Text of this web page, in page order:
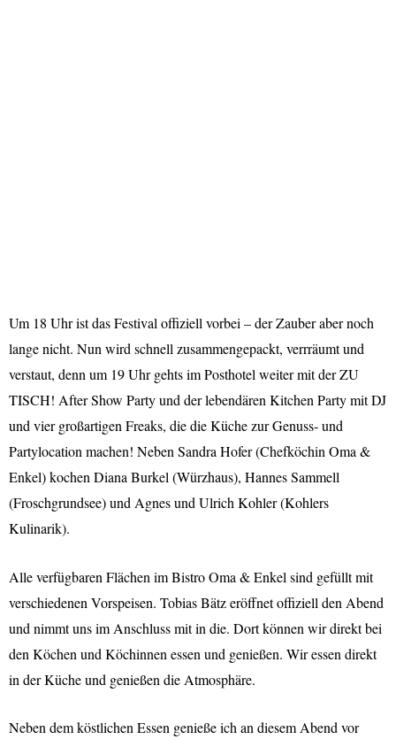
Um 18 Uhr ist das Festival offiziell vorbei – der Zauber aber noch
lange nicht. Nun wird schnell zusammengepackt, verrräumt und
verstaut, denn um 19 Uhr gehts im Posthotel weiter mit der ZU
TISCH! After Show Party und der lebendären Kitchen Party mit DJ
und vier großartigen Freaks, die die Küche zur Genuss- und
Partylocation machen! Neben Sandra Hofer (Chefköchin Oma &
Enkel) kochen Diana Burkel (Würzhaus), Hannes Sammell
(Froschgrundsee) und Agnes und Ulrich Kohler (Kohlers
Kulinarik).
Alle verfügbaren Flächen im Bistro Oma & Enkel sind gefüllt mit
verschiedenen Vorspeisen. Tobias Bätz eröffnet offiziell den Abend
und nimmt uns im Anschluss mit in die. Dort können wir direkt bei
den Köchen und Köchinnen essen und genießen. Wir essen direkt
in der Küche und genießen die Atmosphäre.
Neben dem köstlichen Essen genieße ich an diesem Abend vor